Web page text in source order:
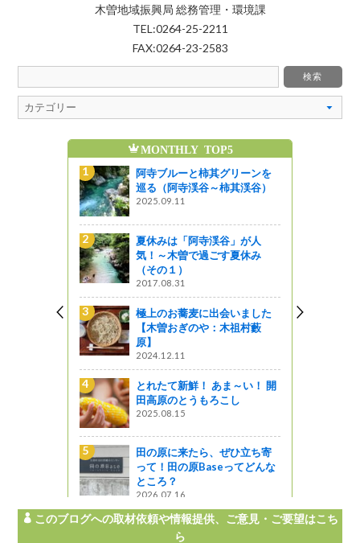
木曽地域振興局 総務管理・環境課
TEL:0264-25-2211
FAX:0264-23-2583
MONTHLY TOP5
阿寺ブルーと柿其グリーンを
巡る（阿寺渓谷～柿其渓谷）
2025.09.11
夏休みは「阿寺渓谷」が人
気！～木曽で過ごす夏休み
（その１）
2017.08.31
極上のお蕎麦に出会いました
【木曽おぎのや：木祖村藪
原】
2024.12.11
とれたて新鮮！ あま～い！ 開
田高原のとうもろこし
2025.08.15
田の原に来たら、ぜひ立ち寄
って！田の原Baseってどんな
ところ？
2026.07.16
このブログへの取材依頼や情報提供、ご意見・ご要望はこち
ら